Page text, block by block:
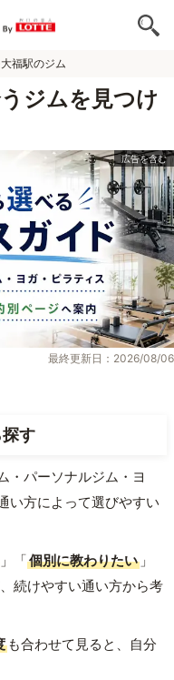
大福駅のジム
ジムを見つけ
最終更新日：2026/08/06
す
・パーソナルジム・ヨ
い方によって選びやすい
」「個別に教わりたい 」
、続けやすい通い方から考
も合わせて見ると、自分